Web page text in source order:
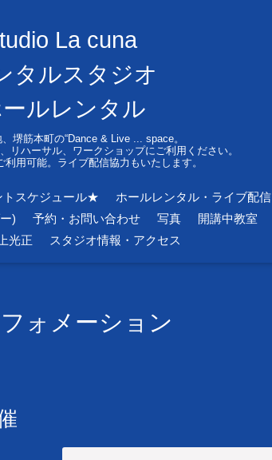
La cuna
タルスタジオ
ルレンタル
堺筋本町の“Dance & Live ... space。
リハーサル、ワークショップにご利用ください。
利用可能。ライブ配信協力もいたします。
スケジュール★ ホールレンタル・ライブ配信
) 予約・お問い合わせ 写真 開講中教室
光正
スタジオ情報・アクセス
ォメーション